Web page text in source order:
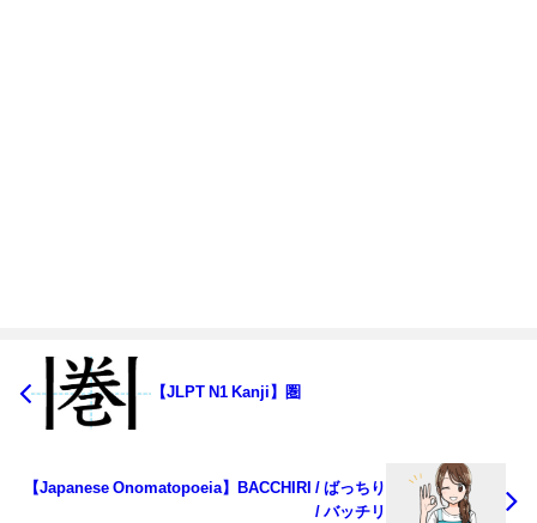
【JLPT N1 Kanji】圏
【Japanese Onomatopoeia】BACCHIRI / ばっちり
/ バッチリ